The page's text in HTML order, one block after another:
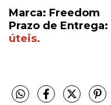
Marca: Freedom
Prazo de Entrega:
úteis.